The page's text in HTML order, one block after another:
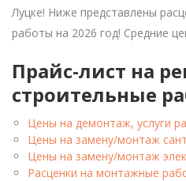
Луцке! Ниже представлены
работы на 2026 год! Средние
Прайс-лист на
строительные
Цены на демонтаж, услуги
Цены на замену/монтаж
Цены на замену/монтаж
Расценки на монтажные